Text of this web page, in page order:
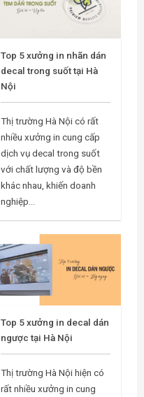
Top 5 xưởng in nhãn dán
decal trong suốt tại Hà
Nội
Thị trường Hà Nội có rất
nhiều xưởng in cung cấp
dịch vụ decal trong suốt
với chất lượng và độ bền
khác nhau, khiến doanh
nghiệp...
Top 5 xưởng in decal dán
ngược tại Hà Nội
Thị trường Hà Nội hiện có
rất nhiều xưởng in cung